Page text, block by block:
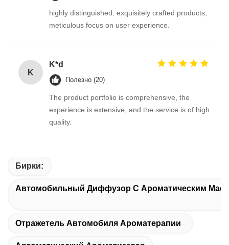
highly distinguished, exquisitely crafted products,
meticulous focus on user experience.
K
K*d
Полезно (20)
The product portfolio is comprehensive, the
experience is extensive, and the service is of high
quality.
Бирки:
Автомобильный Диффузор С Ароматическим
Отражетель Автомобиля Ароматерапии